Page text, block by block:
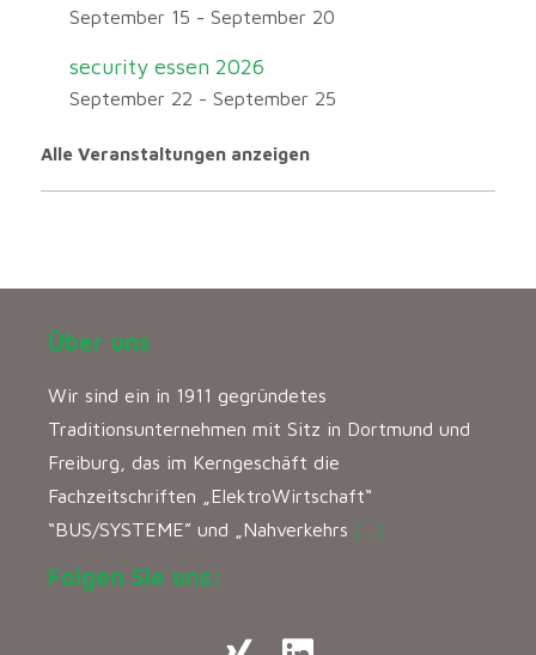
September 15 - September 20
security essen 2026
September 22 - September 25
Alle Veranstaltungen anzeigen
Über uns
Wir sind ein in 1911 gegründetes
Traditionsunternehmen mit Sitz in Dortmund und
Freiburg, das im Kerngeschäft die
Fachzeitschriften „ElektroWirtschaft“
“BUS/SYSTEME” und „Nahverkehrs […]
Folgen Sie uns: